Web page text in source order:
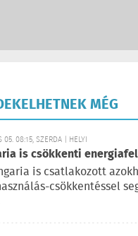
MÉG
05. 08:15, SZERDA | HELYI
is csökkenti
is csatlakozott
csökkentéssel